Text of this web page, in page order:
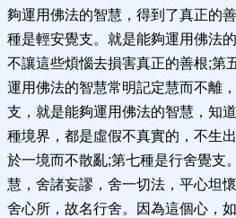
夠運用佛法的智慧，得到了真正的
種是輕安覺支。就是能夠運用佛法
不讓這些煩惱去損害真正的善根;第
運用佛法的智慧常明記定慧而不離
支，就是能夠運用佛法的智慧，知
種境界，都是虛假不真實的，不生
於一境而不散亂;第七種是行舍覺支
慧，舍諸妄謬，舍一切法，平心坦
舍心所，故名行舍。因為這個心，